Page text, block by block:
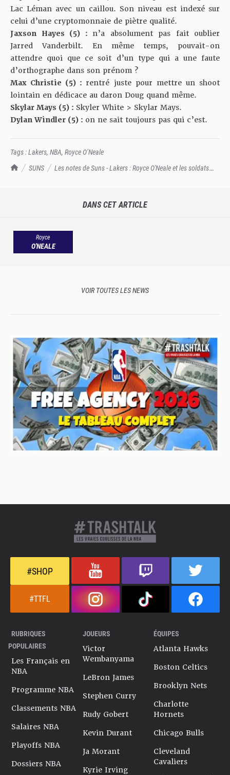
TrashTalk Actu NBA
SUNS
Les notes de Suns - Lakers : Royce O'Neale et les soldats
Lac Léman avec un caillou. Son niveau est indexé sur
celui d’une cryptomonnaie de piètre qualité.
Jaxson Hayes (5) : n’a absolument pas fait oublier
Jarred Vanderbilt. En même temps, pouvait-on
attendre quoi que ce soit d’un type qui a une faute
d’orthographe dans son prénom ?
Max Christie (5) : rentré juste pour mettre un shoot
lointain en dédicace au daron Doug quand même.
Skylar Mays (5) : Skyler White > Skylar Mays.
Dylan Windler (5) : on ne sait toujours pas qui c’est.
Tags :Lakers, NBA, Royce O’Neale
DANS CET ARTICLE
Royce
O'NEALE
VOIR TOUTES LES NEWS
#SHOP
#TTFL
RUBRIQUES
POPULAIRES
Les Français en
NBA
Programme NBA
Classements NBA
Salaires NBA
Playoffs NBA
Dossiers NBA
JOUEURS
Victor
Wembanyama
LeBron James
Stephen Curry
Rudy Gobert
Kevin Durant
Ja Morant
Kyrie Irving
ÉQUIPES
Atlanta Hawks
Boston Celtics
Brooklyn Nets
Charlotte
Hornets
Chicago Bulls
Cleveland
Cavaliers